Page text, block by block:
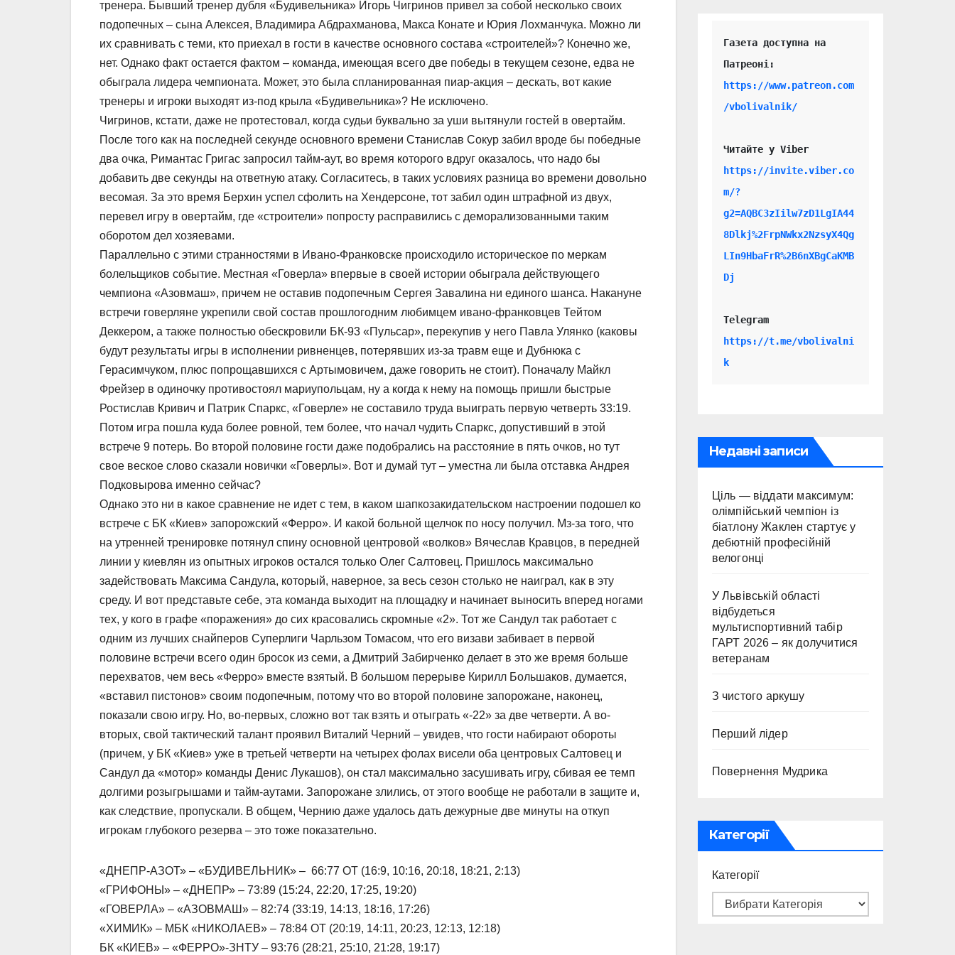
тренера. Бывший тренер дубля «Будивельника» Игорь Чигринов привел за собой несколько своих
подопечных – сына Алексея, Владимира Абдрахманова, Макса Конате и Юрия Лохманчука. Можно ли
их сравнивать с теми, кто приехал в гости в качестве основного состава «строителей»? Конечно же,
нет. Однако факт остается фактом – команда, имеющая всего две победы в текущем сезоне, едва не
обыграла лидера чемпионата. Может, это была спланированная пиар-акция – дескать, вот какие
тренеры и игроки выходят из-под крыла «Будивельника»? Не исключено.
Чигринов, кстати, даже не протестовал, когда судьи буквально за уши вытянули гостей в овертайм.
После того как на последней секунде основного времени Станислав Сокур забил вроде бы победные
два очка, Римантас Григас запросил тайм-аут, во время которого вдруг оказалось, что надо бы
добавить две секунды на ответную атаку. Согласитесь, в таких условиях разница во времени довольно
весомая. За это время Берхин успел сфолить на Хендерсоне, тот забил один штрафной из двух,
перевел игру в овертайм, где «строители» попросту расправились с деморализованными таким
оборотом дел хозяевами.
Параллельно с этими странностями в Ивано-Франковске происходило историческое по меркам
болельщиков событие. Местная «Говерла» впервые в своей истории обыграла действующего
чемпиона «Азовмаш», причем не оставив подопечным Сергея Завалина ни единого шанса. Накануне
встречи говерляне укрепили свой состав прошлогодним любимцем ивано-франковцев Тейтом
Деккером, а также полностью обескровили БК-93 «Пульсар», перекупив у него Павла Улянко (каковы
будут результаты игры в исполнении ривненцев, потерявших из-за травм еще и Дубнюка с
Герасимчуком, плюс попрощавшихся с Артымовичем, даже говорить не стоит). Поначалу Майкл
Фрейзер в одиночку противостоял мариупольцам, ну а когда к нему на помощь пришли быстрые
Ростислав Кривич и Патрик Спаркс, «Говерле» не составило труда выиграть первую четверть 33:19.
Потом игра пошла куда более ровной, тем более, что начал чудить Спаркс, допустивший в этой
встрече 9 потерь. Во второй половине гости даже подобрались на расстояние в пять очков, но тут
свое веское слово сказали новички «Говерлы». Вот и думай тут – уместна ли была отставка Андрея
Подковырова именно сейчас?
Однако это ни в какое сравнение не идет с тем, в каком шапкозакидательском настроении подошел ко
встрече с БК «Киев» запорожский «Ферро». И какой больной щелчок по носу получил. Мз-за того, что
на утренней тренировке потянул спину основной центровой «волков» Вячеслав Кравцов, в передней
линии у киевлян из опытных игроков остался только Олег Салтовец. Пришлось максимально
задействовать Максима Сандула, который, наверное, за весь сезон столько не наиграл, как в эту
среду. И вот представьте себе, эта команда выходит на площадку и начинает выносить вперед ногами
тех, у кого в графе «поражения» до сих красовались скромные «2». Тот же Сандул так работает с
одним из лучших снайперов Суперлиги Чарльзом Томасом, что его визави забивает в первой
половине встречи всего один бросок из семи, а Дмитрий Забирченко делает в это же время больше
перехватов, чем весь «Ферро» вместе взятый. В большом перерыве Кирилл Большаков, думается,
«вставил пистонов» своим подопечным, потому что во второй половине запорожане, наконец,
показали свою игру. Но, во-первых, сложно вот так взять и отыграть «-22» за две четверти. А во-
вторых, свой тактический талант проявил Виталий Черний – увидев, что гости набирают обороты
(причем, у БК «Киев» уже в третьей четверти на четырех фолах висели оба центровых Салтовец и
Сандул да «мотор» команды Денис Лукашов), он стал максимально засушивать игру, сбивая ее темп
долгими розыгрышами и тайм-аутами. Запорожане злились, от этого вообще не работали в защите и,
как следствие, пропускали. В общем, Чернию даже удалось дать дежурные две минуты на откуп
игрокам глубокого резерва – это тоже показательно.
«ДНЕПР-АЗОТ» – «БУДИВЕЛЬНИК» – 66:77 ОТ (16:9, 10:16, 20:18, 18:21, 2:13)
«ГРИФОНЫ» – «ДНЕПР» – 73:89 (15:24, 22:20, 17:25, 19:20)
«ГОВЕРЛА» – «АЗОВМАШ» – 82:74 (33:19, 14:13, 18:16, 17:26)
«ХИМИК» – МБК «НИКОЛАЕВ» – 78:84 ОТ (20:19, 14:11, 20:23, 12:13, 12:18)
БК «КИЕВ» – «ФЕРРО»-ЗНТУ – 93:76 (28:21, 25:10, 21:28, 19:17)
Газета доступна на
https://www.patreon.com
/vbolivalnik/
Читайте у Viber
https://invite.viber.co
m/?
g2=AQBC3zIilw7zD1LgIA44
8Dlkj%2FrpNWkx2NzsyX4Qg
LIn9HbaFrR%2B6nXBgCaKMB
Dj
Telegram
https://t.me/vbolivalni
k
Недавні записи
Ціль — віддати максимум:
олімпійський чемпіон із
біатлону Жаклен стартує у
дебютній професійній
велогонці
У Львівській області
відбудеться
мультиспортивний табір
ГАРТ 2026 – як долучитися
ветеранам
З чистого аркушу
Перший лідер
Повернення Мудрика
Категорії
Категорії